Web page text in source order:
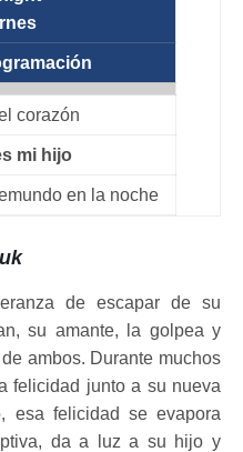
corazón
mi hijo
en la noche
de escapar de su
su amante, la golpea y
ambos. Durante muchos
felicidad junto a su nueva
esa felicidad se evapora
da a luz a su hijo y